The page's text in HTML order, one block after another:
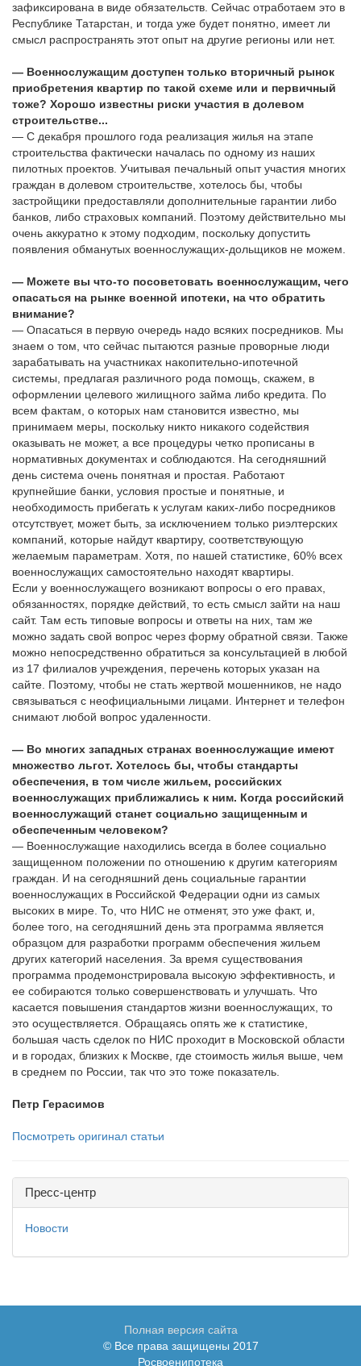
зафиксирована в виде обязательств. Сейчас отработаем это в
Республике Татарстан, и тогда уже будет понятно, имеет ли
смысл распространять этот опыт на другие регионы или нет.
— Военнослужащим доступен только вторичный рынок
приобретения квартир по такой схеме или и первичный
тоже? Хорошо известны риски участия в долевом
строительстве...
— С декабря прошлого года реализация жилья на этапе
строительства фактически началась по одному из наших
пилотных проектов. Учитывая печальный опыт участия многих
граждан в долевом строительстве, хотелось бы, чтобы
застройщики предоставляли дополнительные гарантии либо
банков, либо страховых компаний. Поэтому действительно мы
очень аккуратно к этому подходим, поскольку допустить
появления обманутых военнослужащих-дольщиков не можем.
— Можете вы что-то посоветовать военнослужащим, чего
опасаться на рынке военной ипотеки, на что обратить
внимание?
— Опасаться в первую очередь надо всяких посредников. Мы
знаем о том, что сейчас пытаются разные проворные люди
зарабатывать на участниках накопительно-ипотечной
системы, предлагая различного рода помощь, скажем, в
оформлении целевого жилищного займа либо кредита. По
всем фактам, о которых нам становится известно, мы
принимаем меры, поскольку никто никакого содействия
оказывать не может, а все процедуры четко прописаны в
нормативных документах и соблюдаются. На сегодняшний
день система очень понятная и простая. Работают
крупнейшие банки, условия простые и понятные, и
необходимость прибегать к услугам каких-либо посредников
отсутствует, может быть, за исключением только риэлтерских
компаний, которые найдут квартиру, соответствующую
желаемым параметрам. Хотя, по нашей статистике, 60% всех
военнослужащих самостоятельно находят квартиры.
Если у военнослужащего возникают вопросы о его правах,
обязанностях, порядке действий, то есть смысл зайти на наш
сайт. Там есть типовые вопросы и ответы на них, там же
можно задать свой вопрос через форму обратной связи. Также
можно непосредственно обратиться за консультацией в любой
из 17 филиалов учреждения, перечень которых указан на
сайте. Поэтому, чтобы не стать жертвой мошенников, не надо
связываться с неофициальными лицами. Интернет и телефон
снимают любой вопрос удаленности.
— Во многих западных странах военнослужащие имеют
множество льгот. Хотелось бы, чтобы стандарты
обеспечения, в том числе жильем, российских
военнослужащих приближались к ним. Когда российский
военнослужащий станет социально защищенным и
обеспеченным человеком?
— Военнослужащие находились всегда в более социально
защищенном положении по отношению к другим категориям
граждан. И на сегодняшний день социальные гарантии
военнослужащих в Российской Федерации одни из самых
высоких в мире. То, что НИС не отменят, это уже факт, и,
более того, на сегодняшний день эта программа является
образцом для разработки программ обеспечения жильем
других категорий населения. За время существования
программа продемонстрировала высокую эффективность, и
ее собираются только совершенствовать и улучшать. Что
касается повышения стандартов жизни военнослужащих, то
это осуществляется. Обращаясь опять же к статистике,
большая часть сделок по НИС проходит в Московской области
и в городах, близких к Москве, где стоимость жилья выше, чем
в среднем по России, так что это тоже показатель.
Петр Герасимов
Посмотреть оригинал статьи
Пресс-центр
Новости
Полная версия сайта
© Все права защищены 2017
Росвоенипотека